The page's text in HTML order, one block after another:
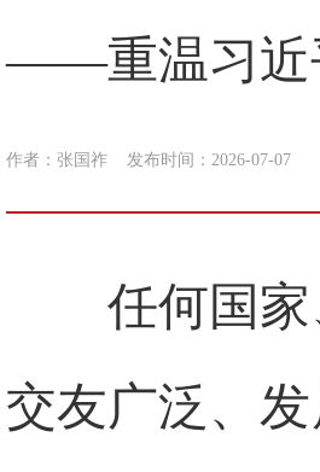
——重温习近
作者：张国祚 发布时间：2026-07-07
任何国
交友广泛、